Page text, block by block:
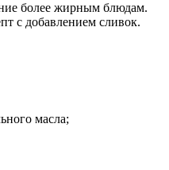
более жирным блюдам.
с добавлением сливок.
масла;